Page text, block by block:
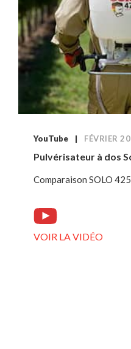
YouTube FÉVRIER
Pulvérisateur à dos
Comparaison SOLO
VOIR LA VIDÉO